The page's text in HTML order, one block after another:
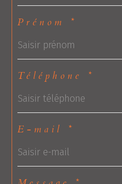
Prénom *
Téléphone *
E-mail *